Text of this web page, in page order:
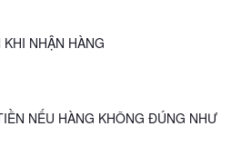
NHẬN HÀNG
NẾU HÀNG KHÔNG ĐÚNG NHƯ